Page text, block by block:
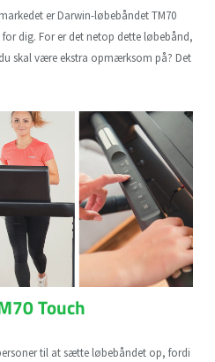
er Darwin-løbebåndet TM70
dig. For er det netop dette løbebånd,
skal være ekstra opmærksom på? Det
Touch
til at sætte løbebåndet op, fordi